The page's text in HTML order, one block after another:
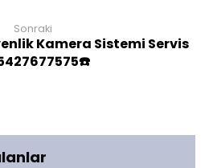
Sonraki
Kamera Sistemi Servis